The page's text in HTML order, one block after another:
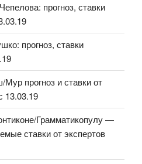
прогноз, ставки
прогноз, ставки
прогноз и ставки от
13.03.19
Грамматикопулу —
ставки от экспертов